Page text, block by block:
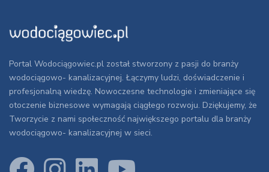
Portal Wodociągowiec.pl został stworzony z pasji do branży
wodociągowo- kanalizacyjnej. Łączymy ludzi, doświadczenie i
profesjonalną wiedzę. Nowoczesne technologie i zmieniające się
otoczenie biznesowe wymagają ciągłego rozwoju. Dziękujemy, że
Tworzycie z nami społeczność największego portalu dla branży
wodociągowo- kanalizacyjnej w sieci.